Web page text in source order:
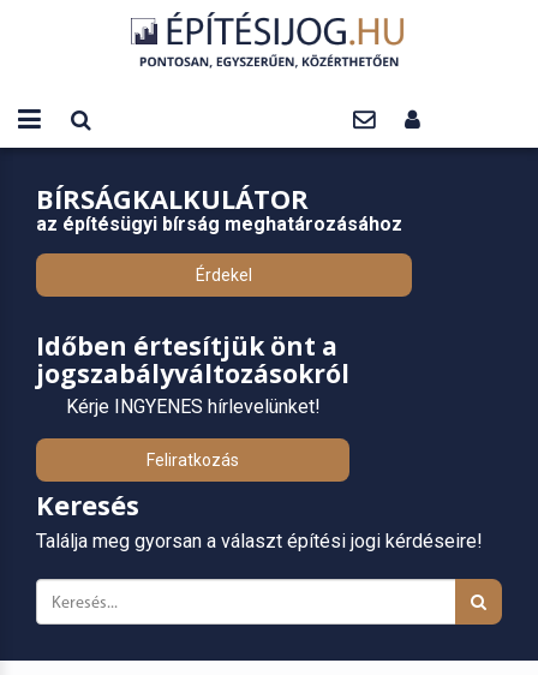
BÍRSÁGKALKULÁTOR
az építésügyi bírság meghatározásához
Érdekel
Időben értesítjük önt a
jogszabályváltozásokról
Kérje INGYENES hírlevelünket!
Feliratkozás
Keresés
Találja meg gyorsan a választ építési jogi kérdéseire!